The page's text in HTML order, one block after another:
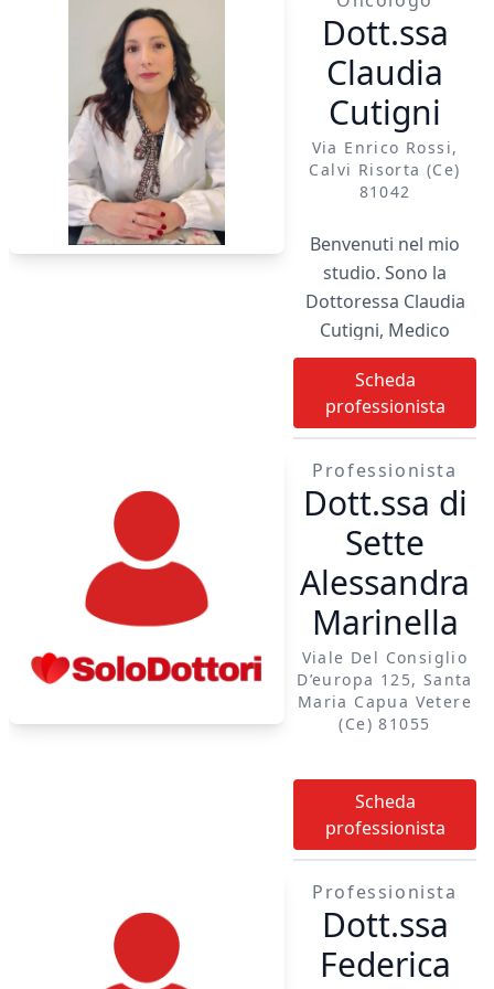
Dott.ssa
Claudia
Cutigni
Via Enrico Rossi,
Calvi Risorta (ce)
81042
Benvenuti nel mio
studio. Sono la
Dottoressa Claudia
Cutigni, Medico
Chirurgo specialista
in Oncologia. Ho
conseguito sia la
laurea che la
specializzazione con il
massimo dei voti e
lode, dedicando il mio
percorso formativo e
professionale alla
cura e al supporto dei
pazienti oncologici.
Aggiorno
costantemente le mie
competenze
convegni nazionali e
internazionali, per
garantire un
sulle evidenze
scientifiche più
recenti. Il mio
Scheda
professionista
Professionista
Dott.ssa di
Sette
Alessandra
Marinella
Viale Del Consiglio
D’europa 125, Santa
Maria Capua Vetere
(ce) 81055
Scheda
professionista
Professionista
Dott.ssa
Federica